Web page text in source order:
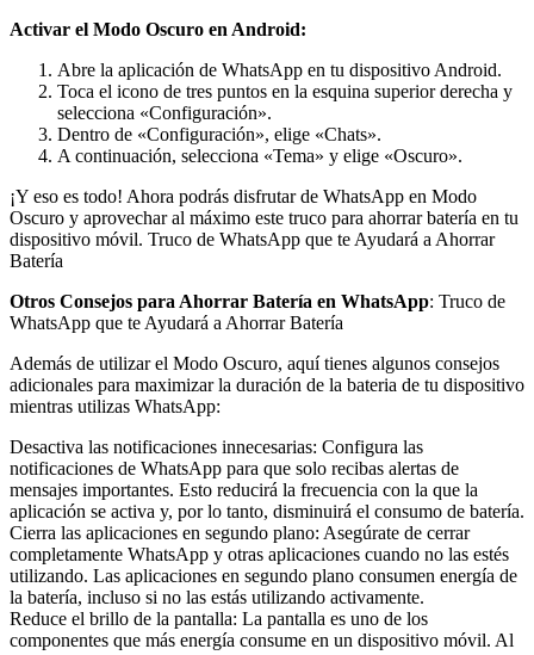
Activar el Modo Oscuro en Android:
Abre la aplicación de WhatsApp en tu dispositivo Android.
Toca el icono de tres puntos en la esquina superior derecha y
selecciona «Configuración».
Dentro de «Configuración», elige «Chats».
A continuación, selecciona «Tema» y elige «Oscuro».
¡Y eso es todo! Ahora podrás disfrutar de WhatsApp en Modo
Oscuro y aprovechar al máximo este truco para ahorrar batería en tu
dispositivo móvil. Truco de WhatsApp que te Ayudará a Ahorrar
Batería
Otros Consejos para Ahorrar Batería en WhatsApp: Truco de
WhatsApp que te Ayudará a Ahorrar Batería
Además de utilizar el Modo Oscuro, aquí tienes algunos consejos
adicionales para maximizar la duración de la bateria de tu dispositivo
mientras utilizas WhatsApp:
Desactiva las notificaciones innecesarias: Configura las
notificaciones de WhatsApp para que solo recibas alertas de
mensajes importantes. Esto reducirá la frecuencia con la que la
aplicación se activa y, por lo tanto, disminuirá el consumo de batería.
Cierra las aplicaciones en segundo plano: Asegúrate de cerrar
completamente WhatsApp y otras aplicaciones cuando no las estés
utilizando. Las aplicaciones en segundo plano consumen energía de
la batería, incluso si no las estás utilizando activamente.
Reduce el brillo de la pantalla: La pantalla es uno de los
componentes que más energía consume en un dispositivo móvil. Al